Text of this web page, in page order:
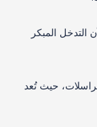
التدخل المبكر
حيث تُعد